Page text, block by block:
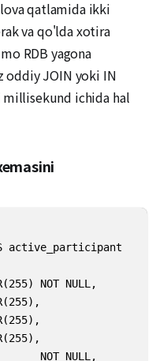
qatlamida ikki
va qo'lda xotira
RDB yagona
JOIN yoki IN
ichida hal
active_participant
NOT NULL,
NOT NULL,